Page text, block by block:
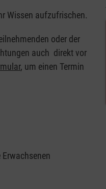
Wissen aufzufrischen.
oder der
auch direkt vor
, um einen Termin